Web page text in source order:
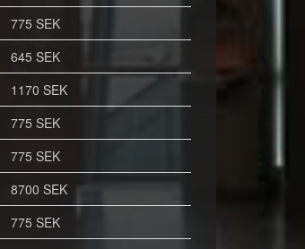
775 SEK
645 SEK
1170 SEK
775 SEK
775 SEK
8700 SEK
775 SEK